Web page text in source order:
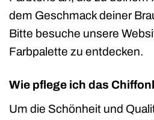
dem Geschmack deiner
Bitte besuche unsere
Farbpalette zu entdecken.
Wie pflege ich das
Um die Schönheit und